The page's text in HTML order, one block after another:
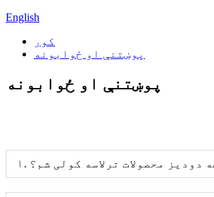
English
کور
پوښتنې او ځوابونه
پوښتنې او ځوابونه
دودیز محصولات ترلاسه کولی شم؟